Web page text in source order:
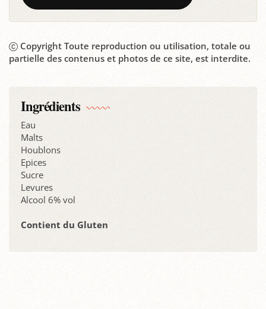
Copyright Toute reproduction ou utilisation, totale ou
partielle des contenus et photos de ce site, est interdite.
Ingrédients
Eau
Malts
Houblons
Epices
Sucre
Levures
Alcool 6% vol
Contient du Gluten